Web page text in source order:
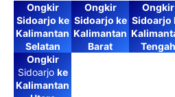
Ongkir
Sidoarjo ke
Kalimantan
Selatan
Ongkir
Sidoarjo ke
Kalimantan
Barat
Ongkir
Sidoarjo
Tengah
Ongkir
Sidoarjo ke
Kalimantan